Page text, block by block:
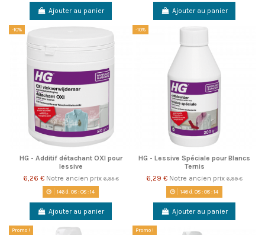
Ajouter au panier Ajouter au panier
-10%
HG - Additif détachant OXI pour
lessive
6,26 € Notre ancien prix6,95 €
146d. 08:08:14
Ajouter au panier
-10%
HG - Lessive Spéciale pour Blancs
Ternis
6,29 € Notre ancien prix 6,99 €
146d. 08:08:14
Ajouter au panier
Promo ! Promo !